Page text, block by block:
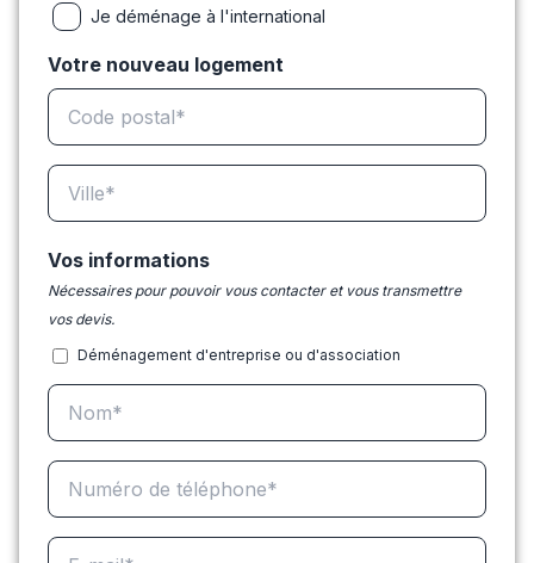
Je déménage à l'international
Votre nouveau logement
Vos informations
Nécessaires pour pouvoir vous contacter et vous transmettre
vos devis.
Déménagement d'entreprise ou d'association